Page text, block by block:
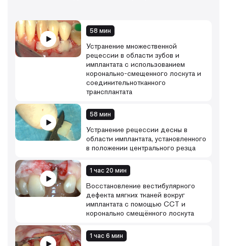
58 мин
Устранение множественной
рецессии в области зубов и
имплантата с использованием
коронально-смещенного лоскута и
соединительнотканного
трансплантата
58 мин
Устранение рецессии десны в
области имплантата, установленного
в положении центрального резца
1 час 20 мин
Восстановление вестибулярного
дефекта мягких тканей вокруг
имплантата с помощью ССТ и
коронально смещённого лоскута
1 час 6 мин